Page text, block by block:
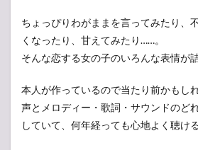
ちょっぴりわがままを言ってみたり、
くなったり、甘えてみたり……。
そんな恋する女の子のいろんな表情が
本人が作っているので当たり前かもし
声とメロディー・歌詞・サウンドのど
していて、何年経っても心地よく聴け